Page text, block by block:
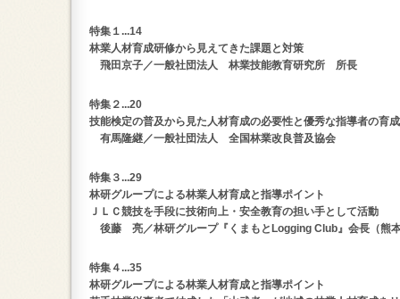
特集１...14
林業人材育成研修から見えてきた課題と対策
飛田京子／一般社団法人 林業技能教育研究所 所長
特集２...20
技能検定の普及から見た人材育成の必要性と優秀な指導者の育成
有馬隆継／一般社団法人 全国林業改良普及協会
特集３...29
林研グループによる林業人材育成と指導ポイント
ＪＬＣ競技を手段に技術向上・安全教育の担い手として活動
後藤 亮／林研グループ『くまもとLogging Club』会長（熊
特集４...35
林研グループによる林業人材育成と指導ポイント